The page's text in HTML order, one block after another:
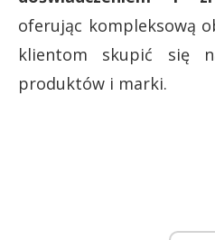
oferując kompleksową
klientom skupić się
produktów i marki.